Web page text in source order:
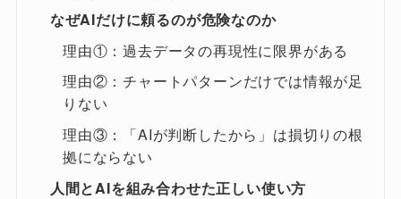
なぜAIだけに頼るのが危険なのか
理由①：過去データの再現性に限界がある
理由②：チャートパターンだけでは情報が足
りない
理由③：「AIが判断したから」は損切りの根
拠にならない
人間とAIを組み合わせた正しい使い方